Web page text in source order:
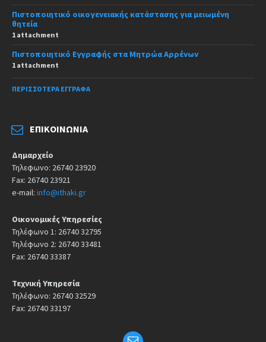
Πιστοποιητικό οικογενειακής κατάστασης για μειωμένη
θητεία
1 attachment
Πιστοποιητικό Εγγραφής στα Μητρώα Αρρένων
1 attachment
ΠΕΡΙΣΣΌΤΕΡΑ ΈΓΓΡΑΦΑ
ΕΠΙΚΟΙΝΩΝΊΑ
Δημαρχείο
Τηλεφωνο: 26740 23920
Fax: 26740 23921
e-mail: info@ithaki.gr
Οικονομικές Υπηρεσίες
Τηλέφωνο 1: 26740 32795
Τηλέφωνο 2: 26740 33481
Fax: 26740 33387
Τεχνική Υπηρεσία
Τηλέφωνο: 26740 32529
Fax: 26740 33197